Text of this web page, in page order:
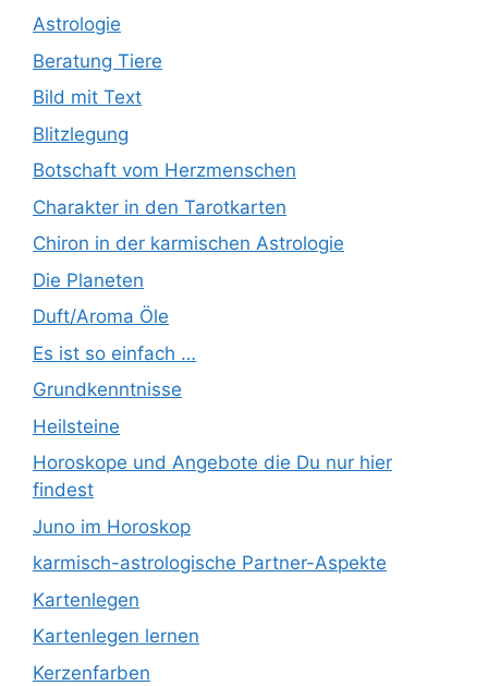
Astrologie
Beratung Tiere
Bild mit Text
Blitzlegung
Botschaft vom Herzmenschen
Charakter in den Tarotkarten
Chiron in der karmischen Astrologie
Die Planeten
Duft/Aroma Öle
Es ist so einfach …
Grundkenntnisse
Heilsteine
Horoskope und Angebote die Du nur hier
findest
Juno im Horoskop
karmisch-astrologische Partner-Aspekte
Kartenlegen
Kartenlegen lernen
Kerzenfarben